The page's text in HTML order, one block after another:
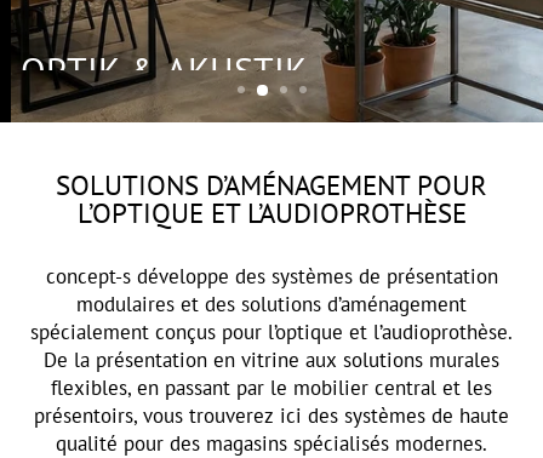
OPTIK & AKUSTIK
SOLUTIONS D’AMÉNAGEMENT POUR
L’OPTIQUE ET L’AUDIOPROTHÈSE
concept-s développe des systèmes de présentation
modulaires et des solutions d’aménagement
spécialement conçus pour l’optique et l’audioprothèse.
De la présentation en vitrine aux solutions murales
flexibles, en passant par le mobilier central et les
présentoirs, vous trouverez ici des systèmes de haute
qualité pour des magasins spécialisés modernes.